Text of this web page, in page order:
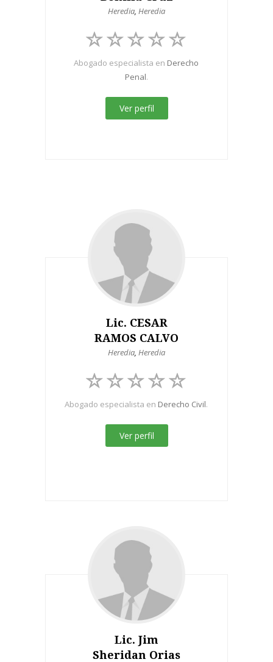
Heredia, Heredia
Abogado especialista en Derecho
Penal.
Ver perfil
Lic. CESAR
RAMOS CALVO
Heredia, Heredia
Abogado especialista en Derecho Civil.
Ver perfil
Lic. Jim
Sheridan Orias